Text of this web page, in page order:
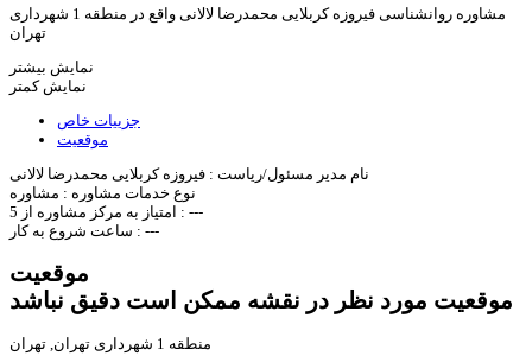
مشاوره روانشناسی فيروزه کربلايی محمدرضا لالانی واقع در منطقه 1 شهرداری
تهران
نمایش بیشتر
نمایش کمتر
جزییات خاص
موقعیت
نام مدیر مسئول/ریاست : فيروزه کربلايی محمدرضا لالانی
نوع خدمات مشاوره : مشاوره
امتیاز به مرکز مشاوره از 5 : ---
ساعت شروع به کار : ---
موقعیت
موقعیت مورد نظر در نقشه ممکن است دقیق نباشد
منطقه 1 شهرداری تهران, تهران